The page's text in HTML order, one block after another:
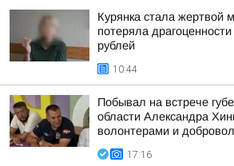
Курянка стала жертвой
потеряла
рублей
10:44
Побывал на встрече
области Александра
волонтерами и
17:16